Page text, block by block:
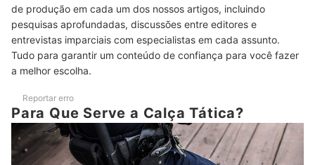
Confira Outros Conteúdos com as Melhores Calças no Mercado
de produção em cada um dos nossos artigos, incluindo
pesquisas aprofundadas, discussões entre editores e
entrevistas imparciais com especialistas em cada assunto.
Tudo para garantir um conteúdo de confiança para você fazer
a melhor escolha.
Reportar erro
Para Que Serve a Calça Tática?